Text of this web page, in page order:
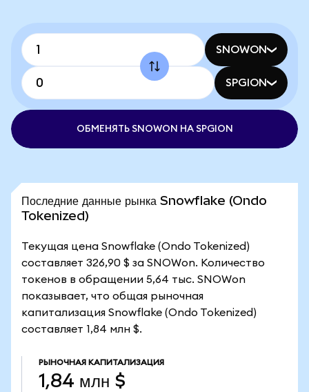
SNOWON
SPGION
ОБМЕНЯТЬ SNOWON НА SPGION
Последние данные рынка Snowflake (Ondo
Tokenized)
Текущая цена Snowflake (Ondo Tokenized)
составляет 326,90 $ за SNOWon. Количество
токенов в обращении 5,64 тыс. SNOWon
показывает, что общая рыночная
капитализация Snowflake (Ondo Tokenized)
составляет 1,84 млн $.
РЫНОЧНАЯ КАПИТАЛИЗАЦИЯ
1,84 млн $